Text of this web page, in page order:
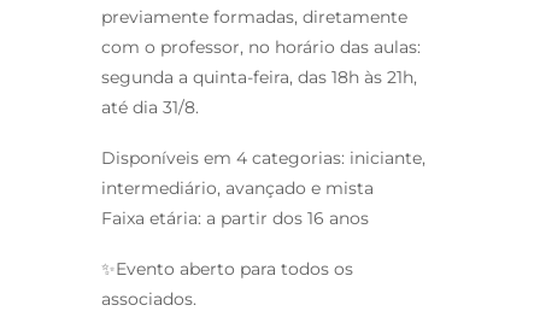
previamente formadas, diretamente
com o professor, no horário das aulas:
segunda a quinta-feira, das 18h às 21h,
até dia 31/8.
Disponíveis em 4 categorias: iniciante,
intermediário, avançado e mista
Faixa etária: a partir dos 16 anos
✨Evento aberto para todos os
associados.